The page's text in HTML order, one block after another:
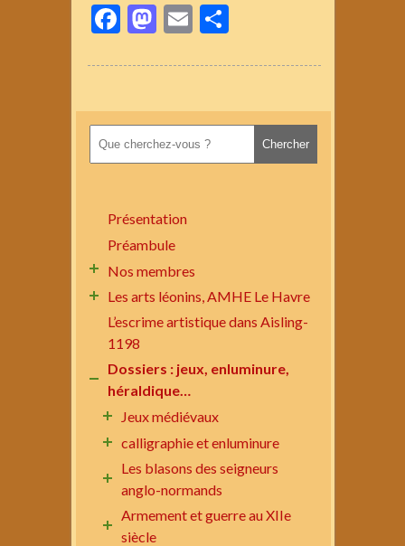
Facebook
Mastodon
Email
Présentation
Préambule
Nos membres
Les arts léonins, AMHE Le Havre
L’escrime artistique dans Aisling-
1198
Dossiers : jeux, enluminure,
héraldique…
Jeux médiévaux
calligraphie et enluminure
Les blasons des seigneurs
anglo-normands
Armement et guerre au XIIe
siècle